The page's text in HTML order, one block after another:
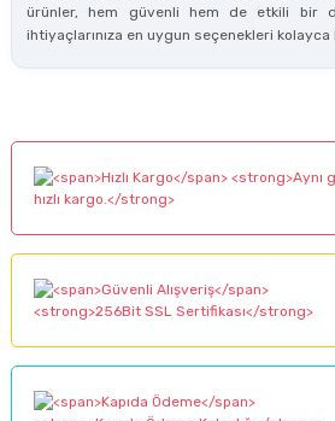
ürünler, hem güvenli hem de etkili bir
ihtiyaçlarınıza en uygun seçenekleri kolayca